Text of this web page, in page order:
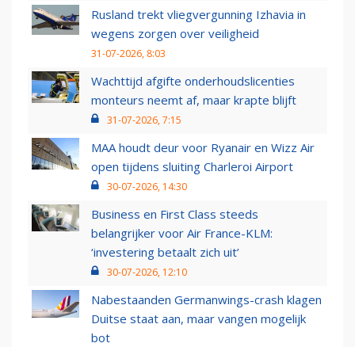
Rusland trekt vliegvergunning Izhavia in
wegens zorgen over veiligheid
31-07-2026, 8:03
Wachttijd afgifte onderhoudslicenties
monteurs neemt af, maar krapte blijft
31-07-2026, 7:15
MAA houdt deur voor Ryanair en Wizz Air
open tijdens sluiting Charleroi Airport
30-07-2026, 14:30
Business en First Class steeds
belangrijker voor Air France-KLM:
‘investering betaalt zich uit’
30-07-2026, 12:10
Nabestaanden Germanwings-crash klagen
Duitse staat aan, maar vangen mogelijk
bot